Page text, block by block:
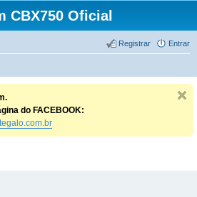
CBX750 Oficial
Entrar
Registrar
do FACEBOOK: